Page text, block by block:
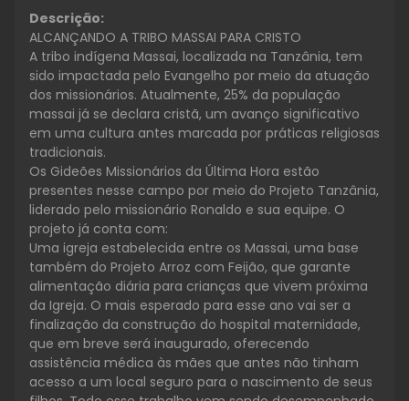
Descrição:
ALCANÇANDO A TRIBO MASSAI PARA CRISTO
A tribo indígena Massai, localizada na Tanzânia, tem
sido impactada pelo Evangelho por meio da atuação
dos missionários. Atualmente, 25% da população
massai já se declara cristã, um avanço significativo
em uma cultura antes marcada por práticas religiosas
tradicionais.
Os Gideões Missionários da Última Hora estão
presentes nesse campo por meio do Projeto Tanzânia,
liderado pelo missionário Ronaldo e sua equipe. O
projeto já conta com:
Uma igreja estabelecida entre os Massai, uma base
também do Projeto Arroz com Feijão, que garante
alimentação diária para crianças que vivem próxima
da Igreja. O mais esperado para esse ano vai ser a
finalização da construção do hospital maternidade,
que em breve será inaugurado, oferecendo
assistência médica às mães que antes não tinham
acesso a um local seguro para o nascimento de seus